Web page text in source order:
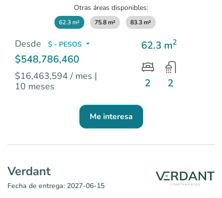
Otras áreas disponibles:
62.3 m² 75.8 m² 83.3 m²
Desde $ - PESOS
$548,786,460
$16,463,594 / mes |
10 meses
62.3 m2
2 2
Me interesa
Verdant
Fecha de entrega: 2027-06-15